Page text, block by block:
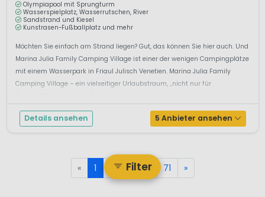
Filter
Olympiapool mit Sprungturm
Wasserspielplatz, Wasserrutschen, River
Sandstrand und Kiesel
Kunstrasen-Fußballplatz und mehr
Möchten Sie einfach am Strand liegen? Gut, das können Sie hier auch. Und
Marina Julia Family Camping Village ist einer der wenigen Campingplätze
mit einem Wasserpark in Friaul Julisch Venetien. Marina Julia Family
Camping Village – ein vielseitiger Urlaubstraum, „nicht nur für
Details ansehen 5 Anbieter ansehen
« 1 3 ... 71 »